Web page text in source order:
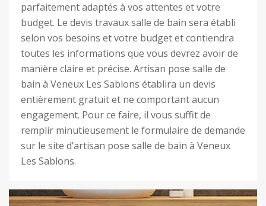
parfaitement adaptés à vos attentes et votre
budget. Le devis travaux salle de bain sera établi
selon vos besoins et votre budget et contiendra
toutes les informations que vous devrez avoir de
manière claire et précise. Artisan pose salle de
bain à Veneux Les Sablons établira un devis
entièrement gratuit et ne comportant aucun
engagement. Pour ce faire, il vous suffit de
remplir minutieusement le formulaire de demande
sur le site d’artisan pose salle de bain à Veneux
Les Sablons.